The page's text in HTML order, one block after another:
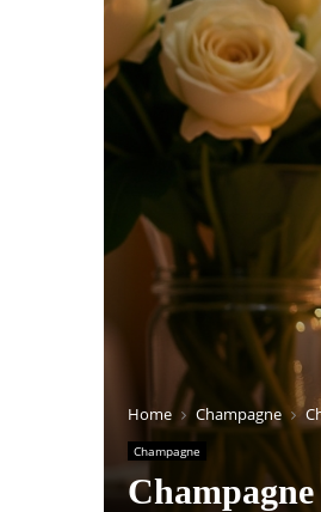
Home Champagne
Champagne